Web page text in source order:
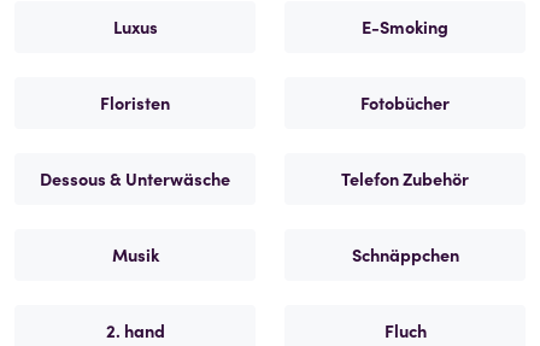
Luxus E-Smoking
Floristen Fotobücher
Dessous & Unterwäsche Telefon Zubehör
Musik Schnäppchen
2. hand Fluch